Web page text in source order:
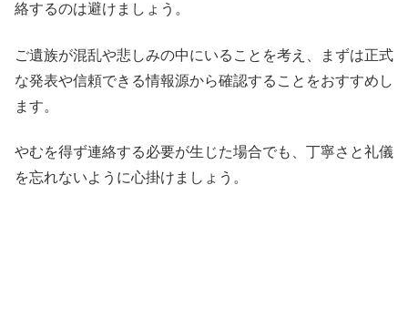
絡するのは避けましょう。
ご遺族が混乱や悲しみの中にいることを考え、まずは正式
な発表や信頼できる情報源から確認することをおすすめし
ます。
やむを得ず連絡する必要が生じた場合でも、丁寧さと礼儀
を忘れないように心掛けましょう。